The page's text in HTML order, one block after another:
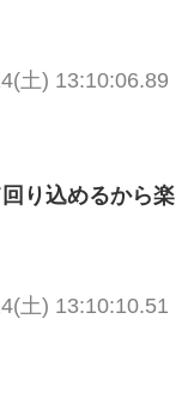
土) 13:10:06.89
り込めるから楽
土) 13:10:10.51